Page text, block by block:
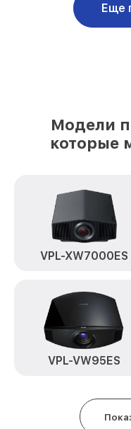
Еще
Модели
которые
VPL-XW7000ES
VPL-VW95ES